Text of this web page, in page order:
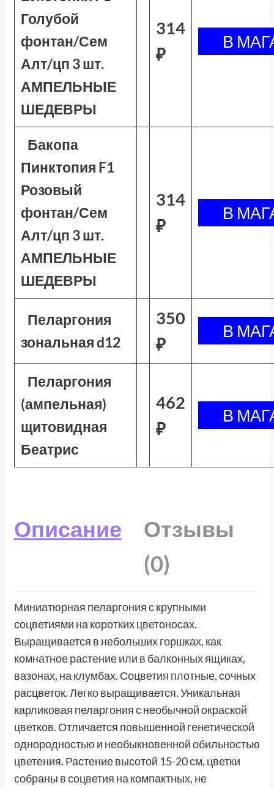
Голубой
фонтан/Сем
Алт/цп 3 шт.
АМПЕЛЬНЫЕ
ШЕДЕВРЫ
314
₽
Бакопа
Пинктопия F1
Розовый
фонтан/Сем
Алт/цп 3 шт.
АМПЕЛЬНЫЕ
ШЕДЕВРЫ
314
₽
Пеларгония
зональная d12
350
₽
Пеларгония
(ампельная)
щитовидная
Беатрис
462
₽
Описание
Отзывы
(0)
Миниатюрная пеларгония с крупными
соцветиями на коротких цветоносах.
Выращивается в небольших горшках, как
комнатное растение или в балконных ящиках,
вазонах, на клумбах. Соцветия плотные, сочных
расцветок. Легко выращивается. Уникальная
карликовая пеларгония с необычной окраской
цветков. Отличается повышенной генетической
однородностью и необыкновенной обильностью
цветения. Растение высотой 15-20 см, цветки
собраны в соцветия на компактных, не